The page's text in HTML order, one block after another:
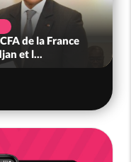
de la France
et l...